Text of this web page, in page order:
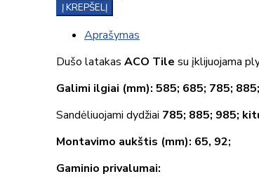
Į KREPŠELĮ
Aprašymas
Dušo latakas ACO Tile su įklijuojama
Galimi ilgiai (mm): 585; 685; 785;
Sandėliuojami dydžiai 785; 885; 985;
Montavimo aukštis (mm): 65, 92;
Gaminio privalumai: